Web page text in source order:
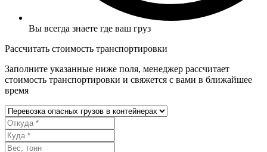
Вы всегда знаете где ваш груз
Рассчитать стоимость транспортировки
Заполните указанные ниже поля, менеджер рассчитает
стоимость транспортировки и свяжется с вами в ближайшее
время